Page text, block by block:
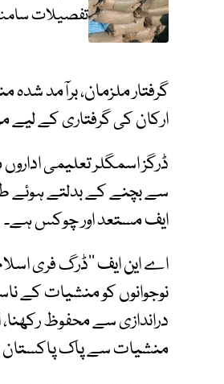
تفصیلات
گرفتار ملزمان، برآمد
ارکان کی گرفتاری کے لیے
ڈرگز اسمگلر تعلیمی
سے بچنے کے بدلتے ہوئے
ایف مستعد اور چوکس ہے۔
اے این ایف ’’ڈرگ فری
نوجوانوں کو منشیات کے
دراندازی سے محفوظ
منشیات سے پاک